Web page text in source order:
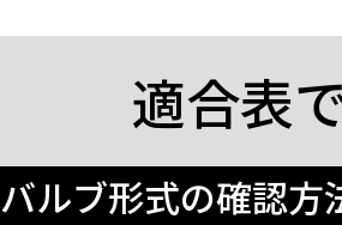
適合表
バルブ形式の確認方